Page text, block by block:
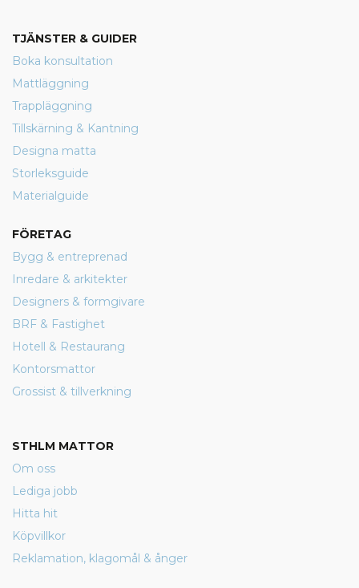
TJÄNSTER & GUIDER
Boka konsultation
Mattläggning
Trappläggning
Tillskärning & Kantning
Designa matta
Storleksguide
Materialguide
FÖRETAG
Bygg & entreprenad
Inredare & arkitekter
Designers & formgivare
BRF & Fastighet
Hotell & Restaurang
Kontorsmattor
Grossist & tillverkning
STHLM MATTOR
Om oss
Lediga jobb
Hitta hit
Köpvillkor
Reklamation, klagomål & ånger